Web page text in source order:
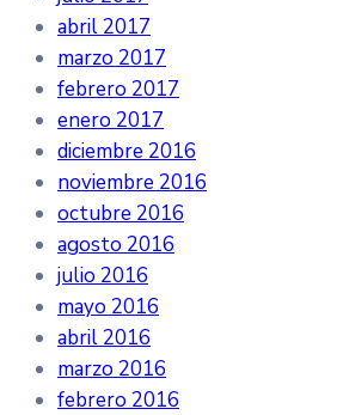
abril 2017
marzo 2017
febrero 2017
enero 2017
diciembre 2016
noviembre 2016
octubre 2016
agosto 2016
julio 2016
mayo 2016
abril 2016
marzo 2016
febrero 2016